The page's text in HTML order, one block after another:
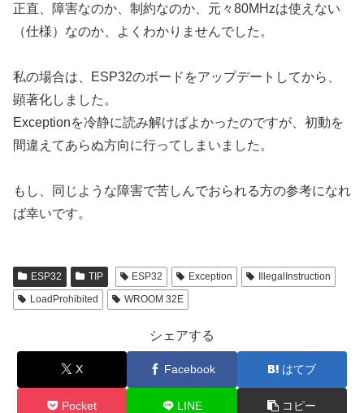
正直、障害なのか、制約なのか、元々80MHzは使えない
（仕様）なのか、よくわかりませんでした。
私の場合は、ESP32のボードをアップデートしてから、
顕著化しました。
Exceptionを冷静に読み解けばよかったのですが、初動を
間違えてあらぬ方向に行ってしまいました。
もし、同じような障害で苦しんでおられる方の参考になれ
ば幸いです。
ESP32 TIP ESP32 Exception
IllegalInstruction
LoadProhibited
WROOM 32E
シェアする
X Facebook はてブ
Pocket LINE コピー